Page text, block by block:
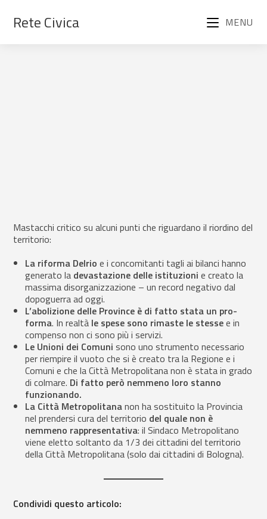
Rete Civica MENU
Mastacchi critico su alcuni punti che riguardano il riordino del
territorio:
La riforma Delrio e i concomitanti tagli ai bilanci hanno
generato la devastazione delle istituzionie creato la
massima disorganizzazione – un record negativo dal
dopoguerra ad oggi.
L’abolizione delle Province è di fatto stata un pro-
forma. In realtà le spese sono rimaste le stessee in
compenso non ci sono più i servizi.
Le Unioni dei Comunisono uno strumento necessario
per riempire il vuoto che si è creato tra la Regione e i
Comuni e che la Città Metropolitana non è stata in grado
di colmare. Di fatto però nemmeno loro stanno
funzionando.
La Città Metropolitananon ha sostituito la Provincia
nel prendersi cura del territorio del quale non è
nemmeno rappresentativa: il Sindaco Metropolitano
viene eletto soltanto da 1/3 dei cittadini del territorio
della Città Metropolitana (solo dai cittadini di Bologna).
Condividi questo articolo: